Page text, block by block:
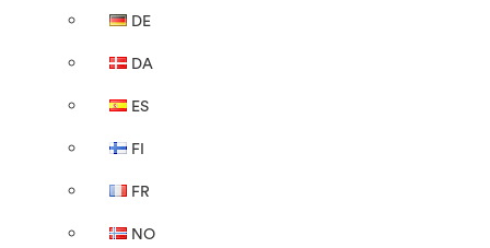
DE
DA
ES
FI
FR
NO